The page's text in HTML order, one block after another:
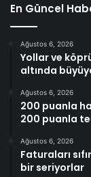
En Güncel
Ağustos 6, 2026
Yollar ve
altında
Ağustos 6, 2026
200 puanla
200 puanla
Ağustos 6, 2026
Faturaları
bir seriyorlar